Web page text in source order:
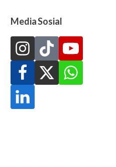
Media Sosial